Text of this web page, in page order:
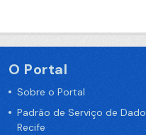
O Portal
Sobre o Portal
Padrão de Serviço de
Recife